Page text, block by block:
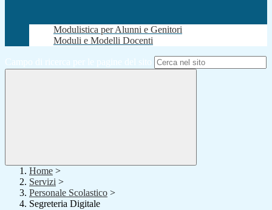
Modulistica per Alunni e Genitori
Moduli e Modelli Docenti
Campo di ricerca per le pagine del sito
Home >
Servizi >
Personale Scolastico >
Segreteria Digitale